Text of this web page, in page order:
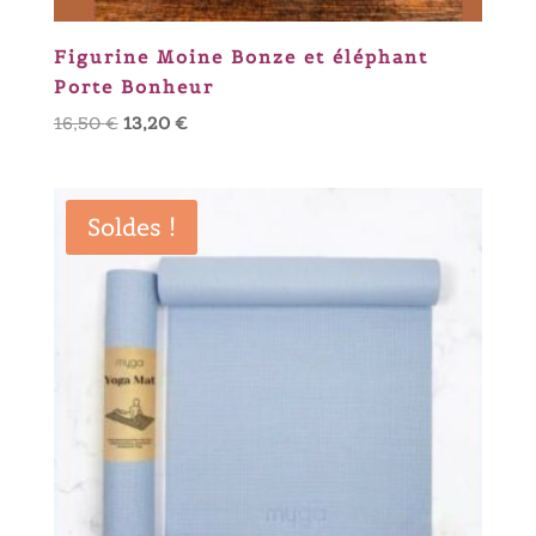
Figurine Moine Bonze et éléphant
Porte Bonheur
16,50€ Le
était :
16,50 €.
13,20 €Le
est :
Soldes !